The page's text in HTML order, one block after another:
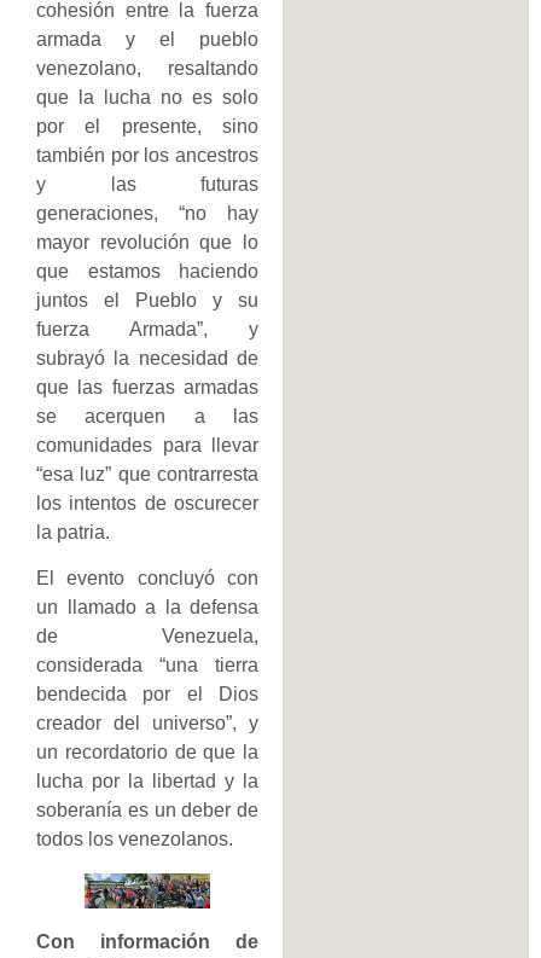
cohesión entre la fuerza
armada y el pueblo
venezolano, resaltando
que la lucha no es solo
por el presente, sino
también por los ancestros
y las futuras
generaciones, “no hay
mayor revolución que lo
que estamos haciendo
juntos el Pueblo y su
fuerza Armada”, y
subrayó la necesidad de
que las fuerzas armadas
se acerquen a las
comunidades para llevar
“esa luz” que contrarresta
los intentos de oscurecer
la patria.
El evento concluyó con
un llamado a la defensa
de Venezuela,
considerada “una tierra
bendecida por el Dios
creador del universo”, y
un recordatorio de que la
lucha por la libertad y la
soberanía es un deber de
todos los venezolanos.
Con información de